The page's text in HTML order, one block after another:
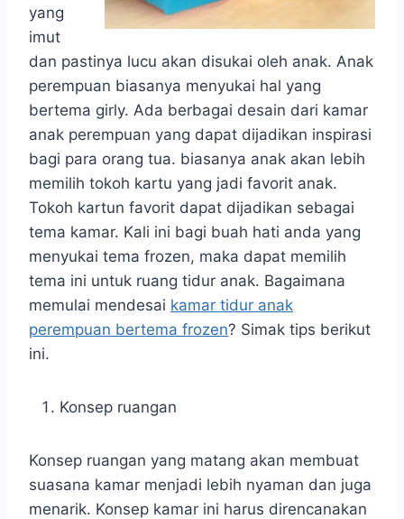
yang
imut
dan pastinya lucu akan disukai oleh anak. Anak
perempuan biasanya menyukai hal yang
bertema girly. Ada berbagai desain dari kamar
anak perempuan yang dapat dijadikan inspirasi
bagi para orang tua. biasanya anak akan lebih
memilih tokoh kartu yang jadi favorit anak.
Tokoh kartun favorit dapat dijadikan sebagai
tema kamar. Kali ini bagi buah hati anda yang
menyukai tema frozen, maka dapat memilih
tema ini untuk ruang tidur anak. Bagaimana
memulai mendesai kamar tidur anak
perempuan bertema frozen? Simak tips berikut
ini.
Konsep ruangan
Konsep ruangan yang matang akan membuat
suasana kamar menjadi lebih nyaman dan juga
menarik. Konsep kamar ini harus direncanakan